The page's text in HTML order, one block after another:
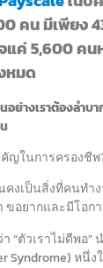
คน มีเพียง
แค่ 5,600 ค
หมด
อย่างเราต้องลำบ
ญในการครองชีพ
คงเป็นสิ่งที่คนท
ขอยากและมีโอก
“ตัวเราไม่ดีพอ
Syndrome) หนึ่